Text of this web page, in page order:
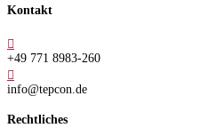
Kontakt

+49 771 8983-260

info@tepcon.de
Rechtliches